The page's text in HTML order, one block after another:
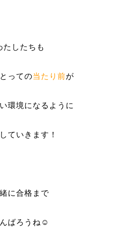
たしたちも
っての当たり前が
環境になるように
ていきます！
に合格まで
ばろうね☺︎